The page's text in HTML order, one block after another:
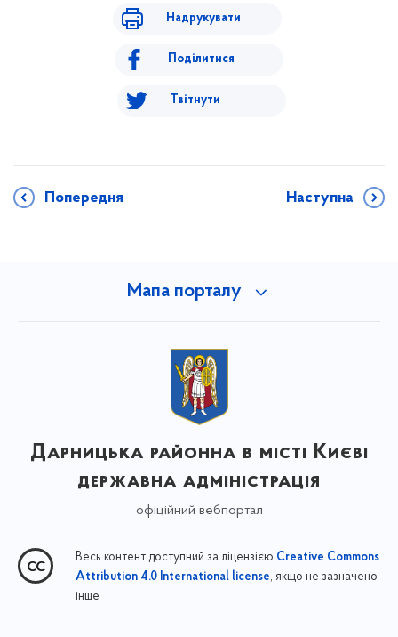
Надрукувати
Поділитися
Твітнути
Попередня Наступна
Мапа порталу
Дарницька районна в місті Києві
державна адміністрація
офіційний вебпортал
Весь контент доступний за ліцензією Creative Commons
Attribution 4.0 International license, якщо не зазначено
інше